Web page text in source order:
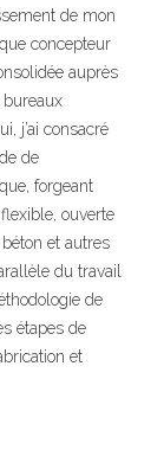
de mon
concepteur
auprès
j’ai consacré
de
forgeant
ouverte
et autres
du travail
de
étapes de
et